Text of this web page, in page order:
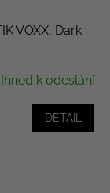
VOXX, Dark
Ihned k odeslání
DETAIL